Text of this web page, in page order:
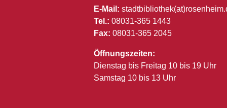
E-Mail:
Tel.: 08031-365 1443
Fax: 08031-365 2045
Öffnungszeiten:
Dienstag bis Freitag 10 bis 19 Uhr
Samstag 10 bis 13 Uhr